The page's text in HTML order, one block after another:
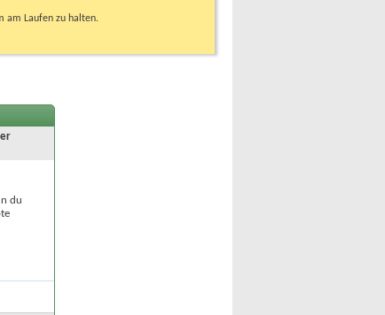
am Laufen zu halten.
du